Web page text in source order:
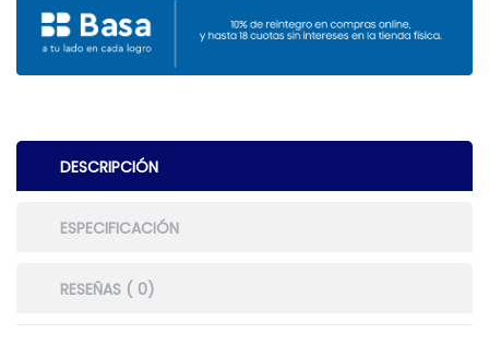
DESCRIPCIÓN
ESPECIFICACIÓN
RESEÑAS ( 0)